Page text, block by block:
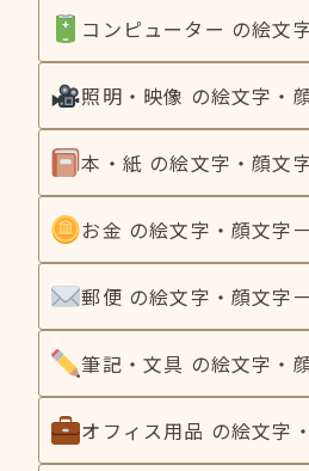
コンピューター の絵文
照明・映像 の絵文字・
本・紙 の絵文字・顔文
お金 の絵文字・顔文字
郵便 の絵文字・顔文字
筆記・文具 の絵文字・
オフィス用品 の絵文字